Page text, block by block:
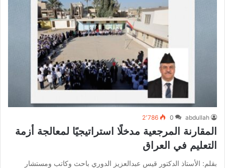
abdullah
0 2٬786
المقارنة المرجعية مدخلًا استراتيجيًا لمعالجة أزمة
التعليم في العراق
بقلم: الأستاذ الدكتور قيس عبدالعزيز الدوري باحث وكاتب ومستشار